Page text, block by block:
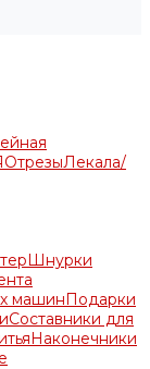
ОтрезыЛекала/
Шнурки
машинПодарки
Составники для
Наконечники